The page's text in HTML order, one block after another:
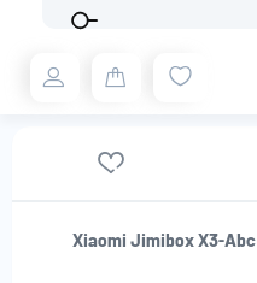
جعبه ابزار چندمنظوره جیمی باکس Xiaomi Jimibox X3-Abc